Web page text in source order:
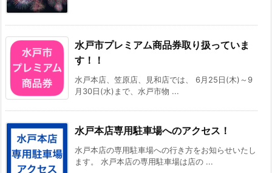
水戸市プレミアム商品券取り扱っていま
す！！
水戸本店、笠原店、見和店では、 6月25日(木)～9
月30日(水)まで、水戸市物 ...
水戸本店専用駐車場へのアクセス！
水戸本店の専用駐車場への行き方をお知らせいたし
ます。 水戸本店の専用駐車場は店の ...